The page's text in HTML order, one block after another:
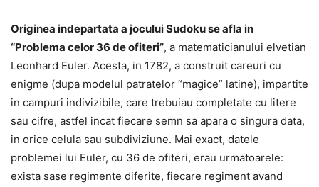
Originea indepartata a jocului Sudoku se afla in
“Problema celor 36 de ofiteri”, a matematicianului elvetian
Leonhard Euler. Acesta, in 1782, a construit careuri cu
enigme (dupa modelul patratelor “magice” latine), impartite
in campuri indivizibile, care trebuiau completate cu litere
sau cifre, astfel incat fiecare semn sa apara o singura data,
in orice celula sau subdiviziune. Mai exact, datele
problemei lui Euler, cu 36 de ofiteri, erau urmatoarele:
exista sase regimente diferite, fiecare regiment avand